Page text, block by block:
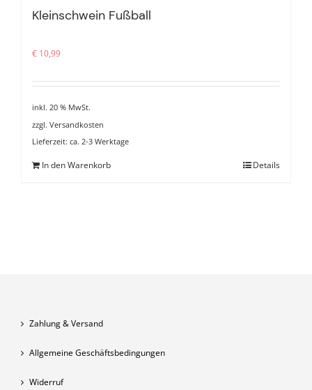
Kleinschwein Fußball
€ 10,99
inkl. 20 % MwSt.
zzgl. Versandkosten
Lieferzeit: ca. 2-3 Werktage
In den Warenkorb Details
Zahlung & Versand
Allgemeine Geschäftsbedingungen
Widerruf